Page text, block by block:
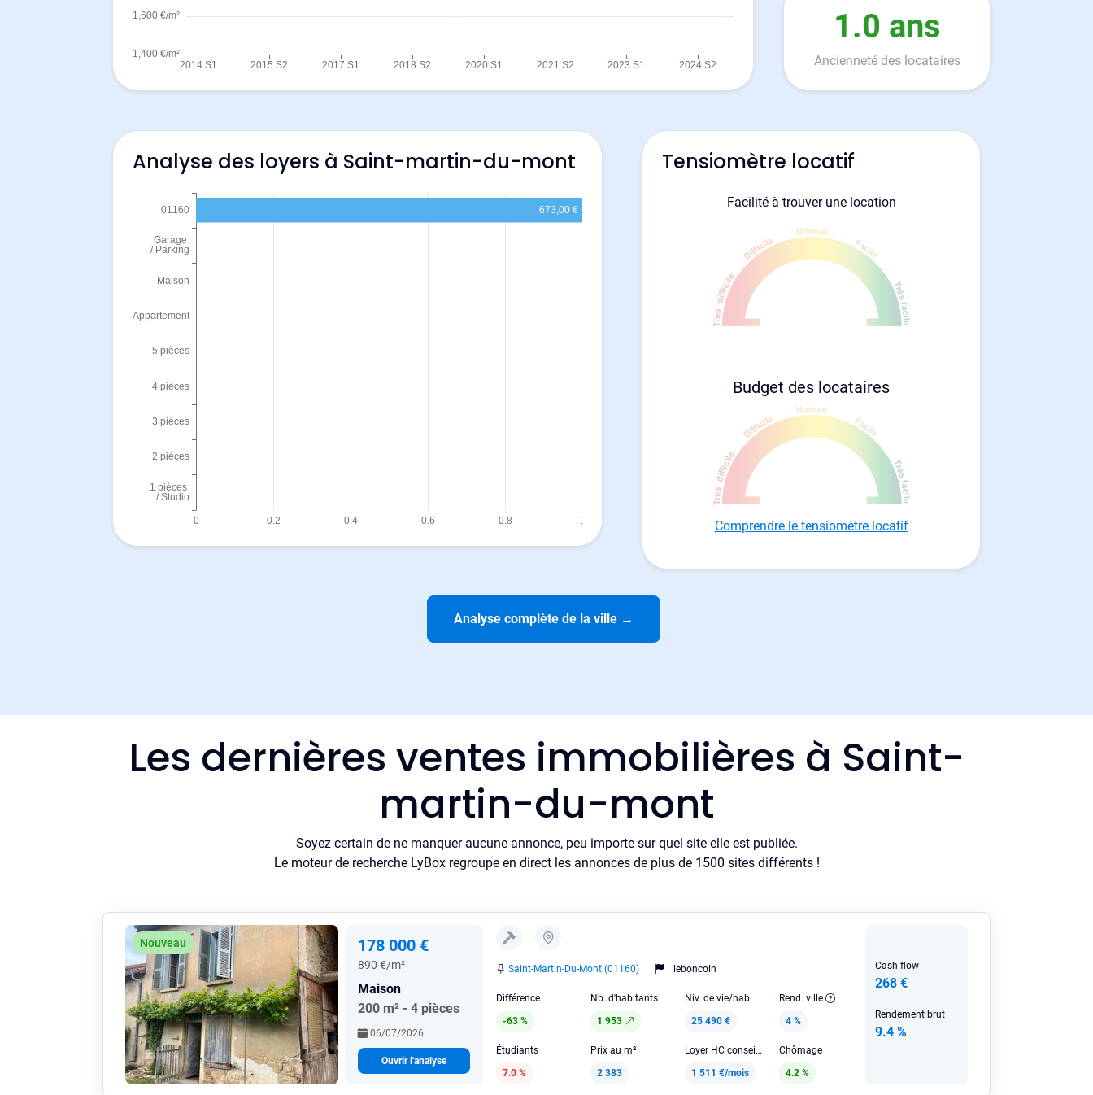
1.0 ans
Ancienneté des locataires
Analyse des loyers à Saint-martin-du-mont Tensiomètre locatif
Facilité à trouver une location
Budget des locataires
Comprendre le tensiomètre locatif
Analyse complète de la ville →
Les dernières ventes immobilières à Saint-
martin-du-mont
Soyez certain de ne manquer aucune annonce, peu importe sur quel site elle est publiée.
Le moteur de recherche LyBox regroupe en direct les annonces de plus de 1500 sites différents !
Nouveau 178 000 €
890 €/m²
Maison
200 m² - 4 pièces
06/07/2026
Ouvrir l'analyse
Saint-Martin-Du-Mont (01160) leboncoin
Différence
-63 %
Nb. d'habitants
1 953
Niv. de vie/hab
25 490 €
Rend. ville
4 %
Étudiants
7.0 %
Prix au m²
2 383
Loyer HC conseillé
1 511 €/mois
Chômage
4.2 %
Cash flow
268 €
Rendement brut
9.4 %